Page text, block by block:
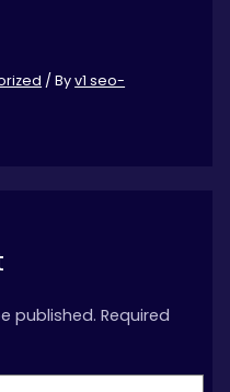
/ Byv1 seo-
published. Required